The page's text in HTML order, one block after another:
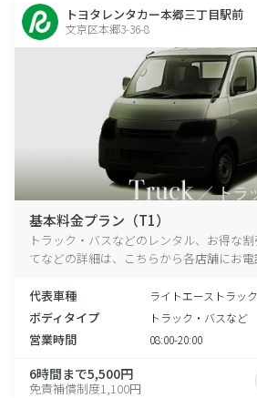
トヨタレンタカー本郷三丁目駅前
文京区本郷3-36-8
基本料金プラン（T1）
トラック・バスなどのレンタル、お得な
てなどの詳細は、こちらから各店舗にお電
代表車種 ライトエーストラッ
ボディタイプ トラック・バスなど
営業時間 08:00-20:00
6時間まで5,500円
免責補償制度1,100円